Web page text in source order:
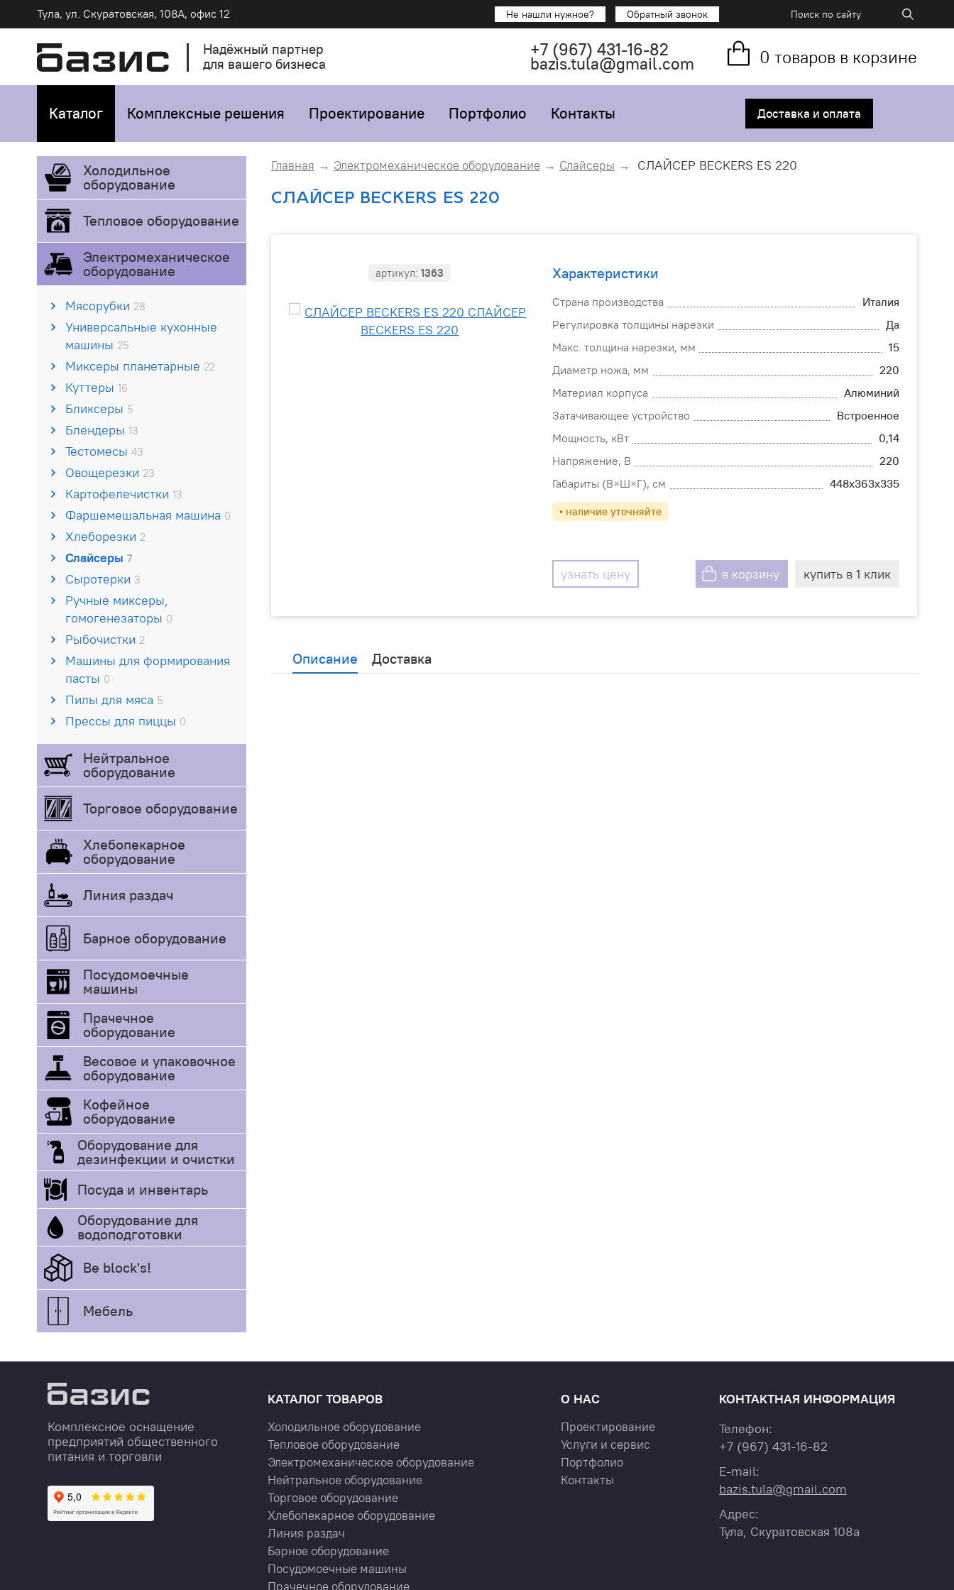
Тула, ул. Скуратовская, 108А, офис 12 Не нашли нужное? Обратный звонок
Надёжный партнер
для вашего бизнеса
+7 (967) 431-16-82
bazis.tula@gmail.com 0 товаров в корзине
Каталог Комплексные решения Проектирование Портфолио Контакты Доставка и оплата
Холодильное
оборудование
Тепловое оборудование
Электромеханическое
оборудование
Мясорубки 28
Универсальные кухонные
машины 25
Миксеры планетарные 22
Куттеры 16
Бликсеры 5
Блендеры 13
Тестомесы 43
Овощерезки 23
Картофелечистки 13
Фаршемешальная машина 0
Хлеборезки 2
Слайсеры 7
Сыротерки 3
Ручные миксеры,
гомогенезаторы 0
Рыбочистки 2
Машины для формирования
пасты 0
Пилы для мяса 5
Прессы для пиццы 0
Нейтральное
оборудование
Торговое оборудование
Хлебопекарное
оборудование
Линия раздач
Барное оборудование
Посудомоечные
машины
Прачечное
оборудование
Весовое и упаковочное
оборудование
Кофейное
оборудование
Оборудование для
дезинфекции и очистки
Посуда и инвентарь
Оборудование для
водоподготовки
Be block's!
Мебель
Главная Электромеханическое оборудование Слайсеры СЛАЙСЕР BECKERS ES 220
СЛАЙСЕР BECKERS ES 220
артикул:1363 Характеристики
Страна производства
Италия
Регулировка толщины нарезки
Да
Макс. толщина нарезки, мм
15
Диаметр ножа, мм
220
Материал корпуса
Алюминий
Затачивающее устройство
Встроенное
Мощность, кВт
0,14
Напряжение, В
220
Габариты (В×Ш×Г), см
448х363х335
• наличие уточняйте
узнать цену в корзину купить в 1 клик
Описание Доставка
Комплексное оснащение
предприятий общественного
питания и торговли
КАТАЛОГ ТОВАРОВ
Холодильное оборудование
Тепловое оборудование
Электромеханическое оборудование
Нейтральное оборудование
Торговое оборудование
Хлебопекарное оборудование
Линия раздач
Барное оборудование
Посудомоечные машины
Прачечное оборудование
О НАС
Проектирование
Услуги и сервис
Портфолио
Контакты
КОНТАКТНАЯ ИНФОРМАЦИЯ
Телефон:
+7 (967) 431-16-82
E-mail:
bazis.tula@gmail.com
Адрес:
Тула, Скуратовская 108а